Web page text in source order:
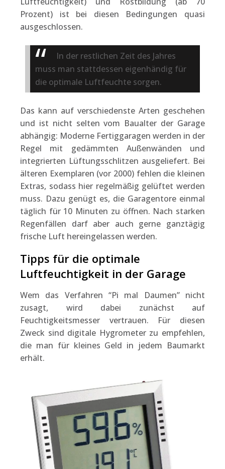
Prozent) ist bei diesen Bedingungen quasi
ausgeschlossen.
In der restlichen Zeit des Jahres
muss man stattdessen eigenhändig für
die optimale Luftfeuchte sorgen.
Das kann auf verschiedenste Arten geschehen
und ist nicht selten vom Baualter der Garage
abhängig: Moderne Fertiggaragen werden in der
Regel mit gedämmten Außenwänden und
integrierten Lüftungsschlitzen ausgeliefert. Bei
älteren Exemplaren (vor 2000) fehlen die kleinen
Extras, sodass hier regelmäßig gelüftet werden
muss. Dazu genügt es, die Garagentore einmal
täglich für 10 Minuten zu öffnen. Nach starken
Regenfällen darf aber auch gerne ganztägig
frische Luft hereingelassen werden.
Tipps für die optimale
Luftfeuchtigkeit in der Garage
Wem das Verfahren “Pi mal Daumen” nicht
zusagt, wird dabei zunächst auf
Feuchtigkeitsmesser vertrauen. Für diesen
Zweck sind digitale Hygrometer zu empfehlen,
die man für kleines Geld in jedem Baumarkt
erhält.